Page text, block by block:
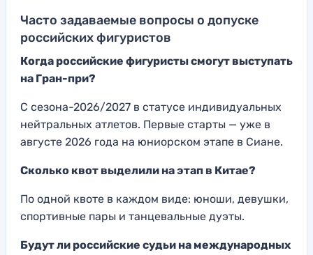
Часто задаваемые вопросы о допуске
российских фигуристов
Когда российские фигуристы смогут выступать
на Гран-при?
С сезона-2026/2027 в статусе индивидуальных
нейтральных атлетов. Первые старты — уже в
августе 2026 года на юниорском этапе в Сиане.
Сколько квот выделили на этап в Китае?
По одной квоте в каждом виде: юноши, девушки,
спортивные пары и танцевальные дуэты.
Будут ли российские судьи на международных